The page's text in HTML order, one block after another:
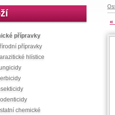
přípravky
přípravky
hlístice
chemické
«